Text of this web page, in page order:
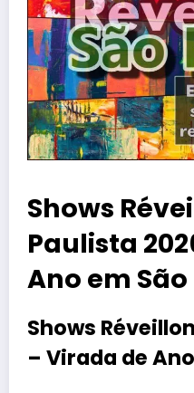
Shows
Paulista
Ano em
Shows
– Virada de